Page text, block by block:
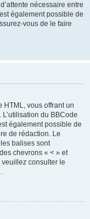
nécessaire entre
également possible de
vous de le faire
HTML, vous offrant un
du BBCode
également possible de
de rédaction. Le
balises sont
chevrons « < » et
veuillez consulter le